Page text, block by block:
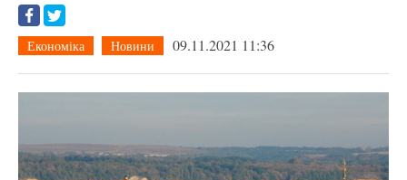
КОНТАКТИ
Економіка Новини 09.11.2021 11:36